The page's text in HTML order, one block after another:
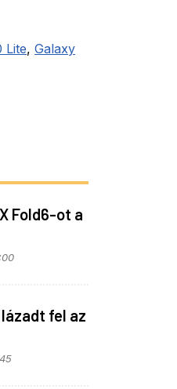
Lite, Galaxy
Fold6-ot a
fel az
ellen